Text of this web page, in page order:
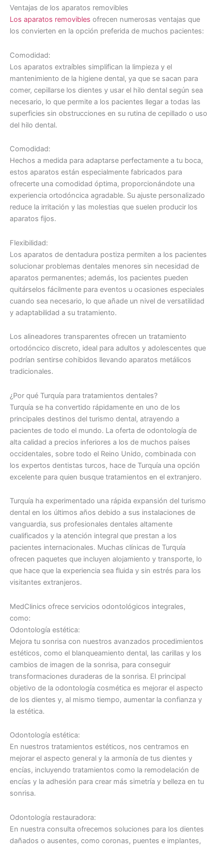
Ventajas de los aparatos removibles
Los aparatos removibles ofrecen numerosas ventajas que
los convierten en la opción preferida de muchos pacientes:
Comodidad:
Los aparatos extraíbles simplifican la limpieza y el
mantenimiento de la higiene dental, ya que se sacan para
comer, cepillarse los dientes y usar el hilo dental según sea
necesario, lo que permite a los pacientes llegar a todas las
superficies sin obstrucciones en su rutina de cepillado o uso
del hilo dental.
Comodidad:
Hechos a medida para adaptarse perfectamente a tu boca,
estos aparatos están especialmente fabricados para
ofrecerte una comodidad óptima, proporcionándote una
experiencia ortodóncica agradable. Su ajuste personalizado
reduce la irritación y las molestias que suelen producir los
aparatos fijos.
Flexibilidad:
Los aparatos de dentadura postiza permiten a los pacientes
solucionar problemas dentales menores sin necesidad de
aparatos permanentes; además, los pacientes pueden
quitárselos fácilmente para eventos u ocasiones especiales
cuando sea necesario, lo que añade un nivel de versatilidad
y adaptabilidad a su tratamiento.
Los alineadores transparentes ofrecen un tratamiento
ortodóncico discreto, ideal para adultos y adolescentes que
podrían sentirse cohibidos llevando aparatos metálicos
tradicionales.
¿Por qué Turquía para tratamientos dentales?
Turquía se ha convertido rápidamente en uno de los
principales destinos del turismo dental, atrayendo a
pacientes de todo el mundo. La oferta de odontología de
alta calidad a precios inferiores a los de muchos países
occidentales, sobre todo el Reino Unido, combinada con
los expertos dentistas turcos, hace de Turquía una opción
excelente para quien busque tratamientos en el extranjero.
Turquía ha experimentado una rápida expansión del turismo
dental en los últimos años debido a sus instalaciones de
vanguardia, sus profesionales dentales altamente
cualificados y la atención integral que prestan a los
pacientes internacionales. Muchas clínicas de Turquía
ofrecen paquetes que incluyen alojamiento y transporte, lo
que hace que la experiencia sea fluida y sin estrés para los
visitantes extranjeros.
MedClinics ofrece servicios odontológicos integrales,
como:
Odontología estética:
Mejora tu sonrisa con nuestros avanzados procedimientos
estéticos, como el blanqueamiento dental, las carillas y los
cambios de imagen de la sonrisa, para conseguir
transformaciones duraderas de la sonrisa. El principal
objetivo de la odontología cosmética es mejorar el aspecto
de los dientes y, al mismo tiempo, aumentar la confianza y
la estética.
Odontología estética:
En nuestros tratamientos estéticos, nos centramos en
mejorar el aspecto general y la armonía de tus dientes y
encías, incluyendo tratamientos como la remodelación de
encías y la adhesión para crear más simetría y belleza en tu
sonrisa.
Odontología restauradora:
En nuestra consulta ofrecemos soluciones para los dientes
dañados o ausentes, como coronas, puentes e implantes,